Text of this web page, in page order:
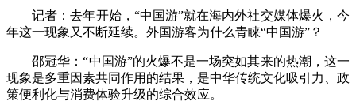
记者：去年开始，“中国游”就在海内外社交媒体爆火，今
年这一现象又不断延续。外国游客为什么青睐“中国游”？
邵冠华：“中国游”的火爆不是一场突如其来的热潮，这一
现象是多重因素共同作用的结果，是中华传统文化吸引力、政
策便利化与消费体验升级的综合效应。